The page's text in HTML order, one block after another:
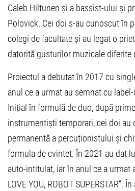
Caleb Hiltunen și a bassist-ului și
Polovick. Cei doi s-au cunoscut în
colegi de facultate și au legat o
datorită gusturilor muzicale diferite
Proiectul a debutat în 2017 cu
anul ce a urmat au semnat cu
Inițialîn formulă de duo, după prim
instrumentiști temporari, cei doi au
permanentă a percuționistului și
formula de cvintet. În 2021 au dat
auto-intitulat, iar în anul ce a urmat
LOVE YOU, ROBOT SUPERSTAR“. În